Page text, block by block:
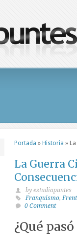
Portada » Historia »
La Guerra
by estudiapuntes
Franquismo,
0 Comment
¿Qué